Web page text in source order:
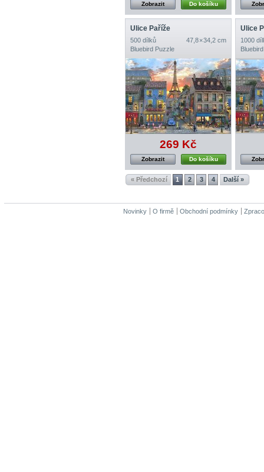
Do košíku
Zobrazit
Ulice Paříže
500 dílků
47,8 × 34,2 cm
Bluebird Puzzle
269 Kč
Do košíku
Zobrazit
Ulice
1000
« Předchozí 1 2 3 4 Další »
Novinky O firmě Obchodní podmínky